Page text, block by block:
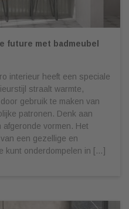
future met badmeubel
interieur heeft een speciale
straalt warmte,
gebruik te maken van
patronen. Denk aan
vormen. Het
een gezellige en
kunt onderdompelen in […]